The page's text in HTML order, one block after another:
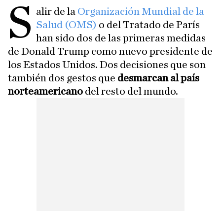
S alir de la Organización Mundial de la
Salud (OMS) o del Tratado de París
han sido dos de las primeras medidas
de Donald Trump como nuevo presidente de
los Estados Unidos. Dos decisiones que son
también dos gestos que desmarcan al país
norteamericano del resto del mundo.